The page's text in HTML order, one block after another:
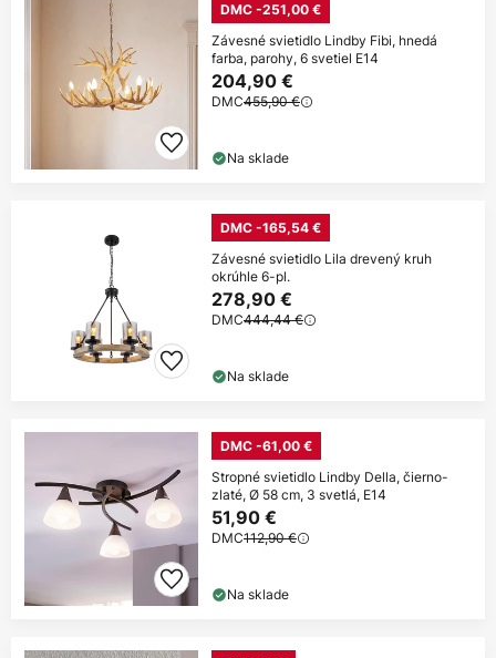
DMC -251,00 €
Závesné svietidlo Lindby Fibi, hnedá
farba, parohy, 6 svetiel E14
204,90 €
DMC455,90 €
Na sklade
DMC -165,54 €
Závesné svietidlo Lila drevený kruh
okrúhle 6-pl.
278,90 €
DMC444,44 €
Na sklade
DMC -61,00 €
Stropné svietidlo Lindby Della, čierno-
zlaté, Ø 58 cm, 3 svetlá, E14
51,90 €
DMC112,90 €
Na sklade